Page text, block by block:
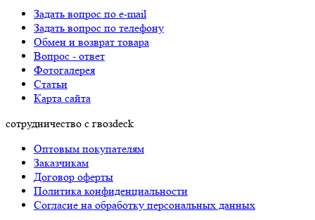
Задать вопрос по e-mail
Задать вопрос по телефону
Обмен и возврат товара
Вопрос - ответ
Фотогалерея
Статьи
Карта сайта
сотрудничество с гвозdeck
Оптовым покупателям
Заказчикам
Договор оферты
Политика конфиденциальности
Согласие на обработку персональных данных